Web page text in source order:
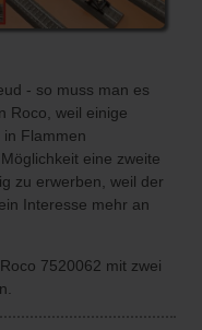
- so muss man es
Roco, weil einige
Flammen
eine zweite
zu erwerben, weil der
Interesse mehr an
7520062 mit zwei